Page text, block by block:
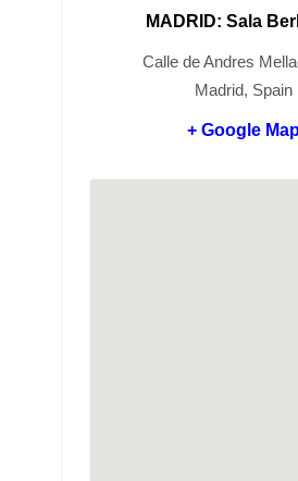
MADRID: Sala
Calle de Andres
Madrid, Spain
+ Google